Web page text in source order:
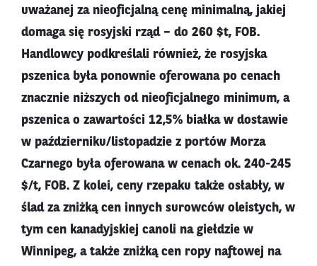
uważanej za nieoficjalną cenę minimalną, jakiej
domaga się rosyjski rząd – do 260 $t, FOB.
Handlowcy podkreślali również, że rosyjska
pszenica była ponownie oferowana po cenach
znacznie niższych od nieoficjalnego minimum, a
pszenica o zawartości 12,5% białka w dostawie
w październiku/listopadzie z portów Morza
Czarnego była oferowana w cenach ok. 240-245
$/t, FOB. Z kolei, ceny rzepaku także osłabły, w
ślad za zniżką cen innych surowców oleistych, w
tym cen kanadyjskiej canoli na giełdzie w
Winnipeg, a także zniżką cen ropy naftowej na